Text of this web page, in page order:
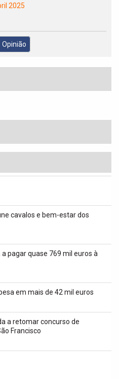
2025
Opinião
cavalos e bem-estar dos
pagar quase 769 mil euros à
em mais de 42 mil euros
a retomar concurso de
Francisco